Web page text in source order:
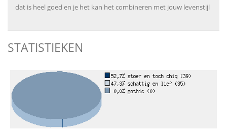
dat is heel goed en je het kan het combineren met jouw levenstijl
STATISTIEKEN